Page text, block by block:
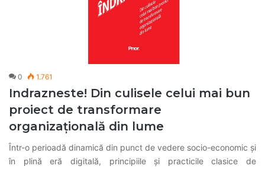
0 1.761
Indrazneste! Din culisele celui mai bun
proiect de transformare
organizațională din lume
Într-o perioadă dinamică din punct de vedere socio-economic și
în plină eră digitală, principiile și practicile clasice de